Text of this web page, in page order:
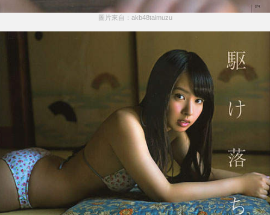
圖片來自：akb48taimuzu